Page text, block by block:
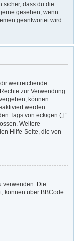
sicher, dass du die
gesehen, wenn
geantwortet wird.
weitreichende
zur Verwendung
können
werden.
Tags von eckigen („[“
Weitere
Hilfe-Seite, die von
verwenden. Die
können über BBCode